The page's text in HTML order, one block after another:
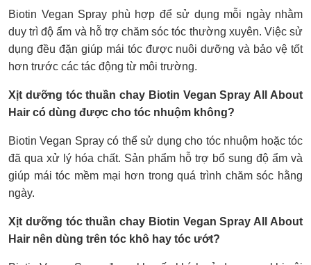
Biotin Vegan Spray phù hợp để sử dụng mỗi ngày nhằm
duy trì độ ẩm và hỗ trợ chăm sóc tóc thường xuyên. Việc sử
dụng đều đặn giúp mái tóc được nuôi dưỡng và bảo vệ tốt
hơn trước các tác động từ môi trường.
Xịt dưỡng tóc thuần chay Biotin Vegan Spray All About
Hair có dùng được cho tóc nhuộm không?
Biotin Vegan Spray có thể sử dụng cho tóc nhuộm hoặc tóc
đã qua xử lý hóa chất. Sản phẩm hỗ trợ bổ sung độ ẩm và
giúp mái tóc mềm mại hơn trong quá trình chăm sóc hằng
ngày.
Xịt dưỡng tóc thuần chay Biotin Vegan Spray All About
Hair nên dùng trên tóc khô hay tóc ướt?